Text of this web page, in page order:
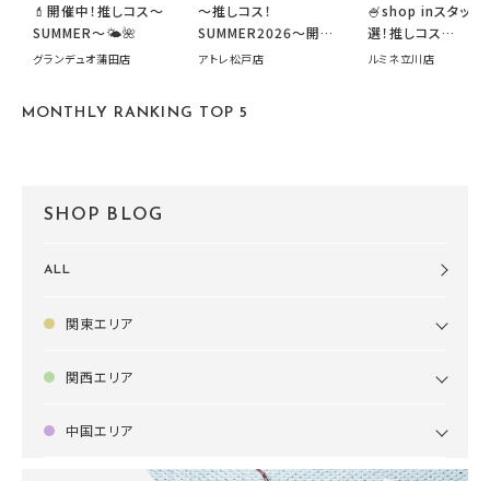
💄開催中！推しコス〜
SUMMER〜🌤️🌺
グランデュオ蒲田店
～推しコス！
SUMMER2026～開催
中です！
アトレ松戸店
🍧shop inスタッフ
選！推しコス
summer2026開催
ルミネ立川店
MONTHLY RANKING TOP 5
SHOP BLOG
ALL
関東エリア
関西エリア
中国エリア